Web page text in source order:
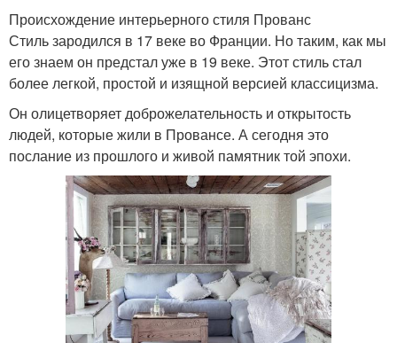
Происхождение интерьерного стиля Прованс
Стиль зародился в 17 веке во Франции. Но таким, как мы
его знаем он предстал уже в 19 веке. Этот стиль стал
более легкой, простой и изящной версией классицизма.
Он олицетворяет доброжелательность и открытость
людей, которые жили в Провансе. А сегодня это
послание из прошлого и живой памятник той эпохи.